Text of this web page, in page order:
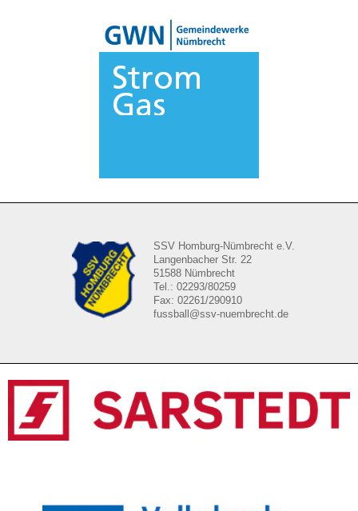
SSV Homburg-Nümbrecht e.V.
Langenbacher Str. 22
51588 Nümbrecht
Tel.: 02293/80259
Fax: 02261/290910
fussball@ssv-nuembrecht.de